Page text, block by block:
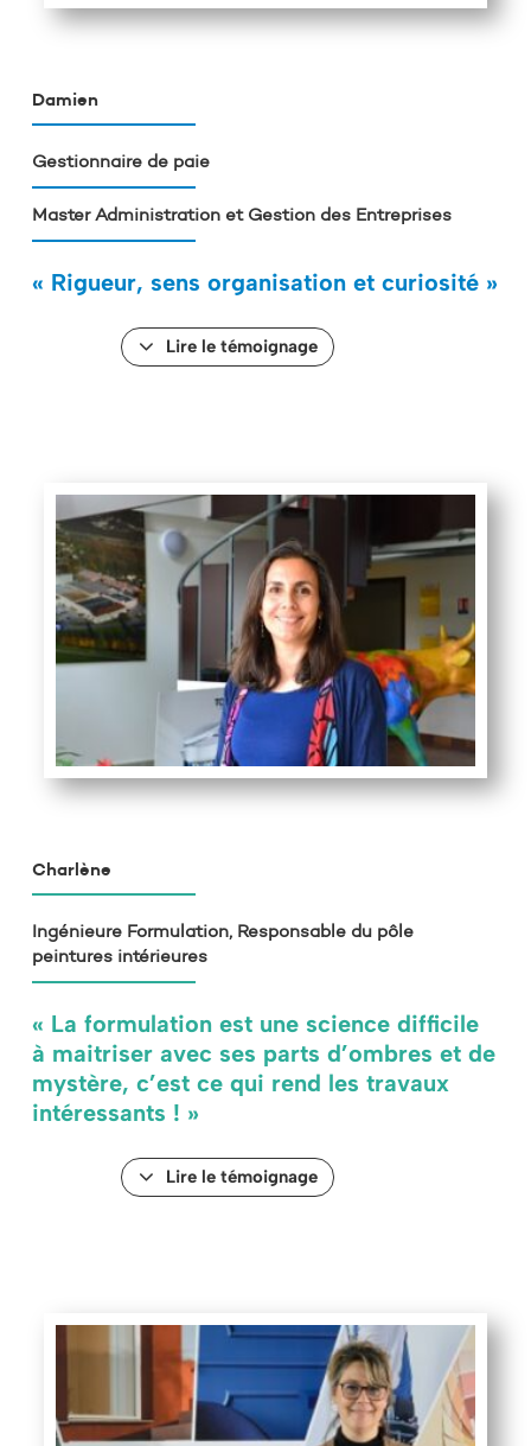
Damien
Gestionnaire de paie
Master Administration et Gestion des Entreprises
« Rigueur, sens organisation et curiosité »
Lire le témoignage
Charlène
Ingénieure Formulation, Responsable du pôle
peintures intérieures
« La formulation est une science difficile
à maitriser avec ses parts d’ombres et de
mystère, c’est ce qui rend les travaux
intéressants ! »
Lire le témoignage